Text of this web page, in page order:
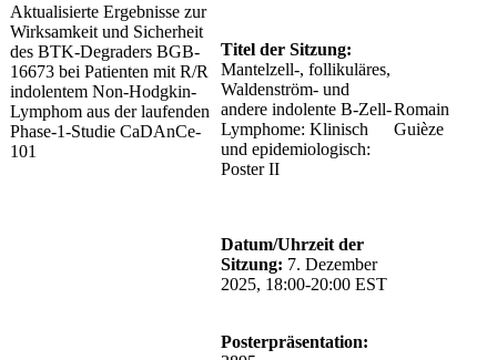
Aktualisierte Ergebnisse zur
Wirksamkeit und Sicherheit
des BTK-Degraders BGB-
16673 bei Patienten mit R/R
indolentem Non-Hodgkin-
Lymphom aus der laufenden
Phase-1-Studie CaDAnCe-
101
Titel der Sitzung:
Mantelzell-, follikuläres,
Waldenström- und
andere indolente B-Zell-
Lymphome: Klinisch
und epidemiologisch:
Poster II
Datum/Uhrzeit der
Sitzung: 7. Dezember
2025, 18:00-20:00 EST
Romain
Guièze
Posterpräsentation: